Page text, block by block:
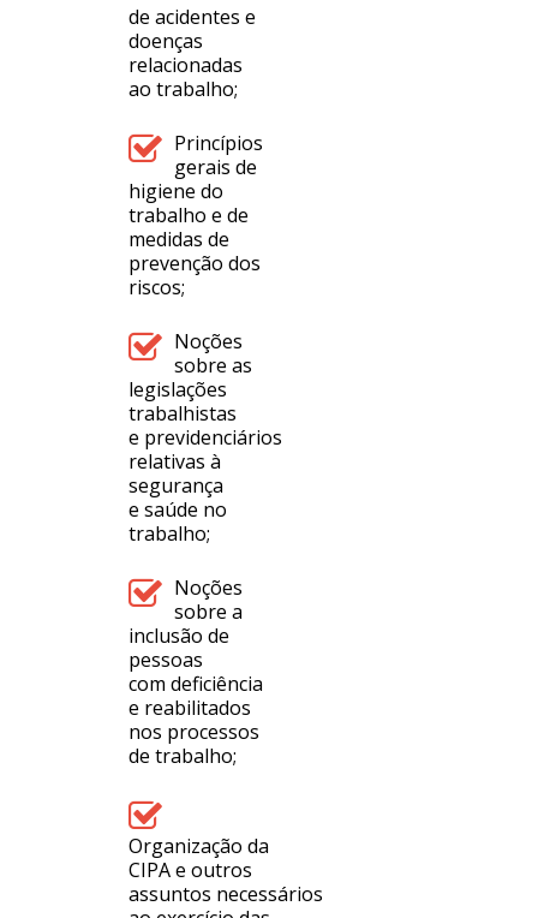
de acidentes e
doenças
relacionadas
ao trabalho;
Princípios
gerais de
higiene do
trabalho e de
medidas de
prevenção dos
riscos;
Noções
sobre as
legislações
trabalhistas
e previdenciários
relativas à
segurança
e saúde no
trabalho;
Noções
sobre a
inclusão de
pessoas
com deficiência
e reabilitados
nos processos
de trabalho;
Organização da
CIPA e outros
assuntos necessários